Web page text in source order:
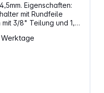
Eigenschaften:
3/8" Teilung und 1,1
Feilwinkel 30°